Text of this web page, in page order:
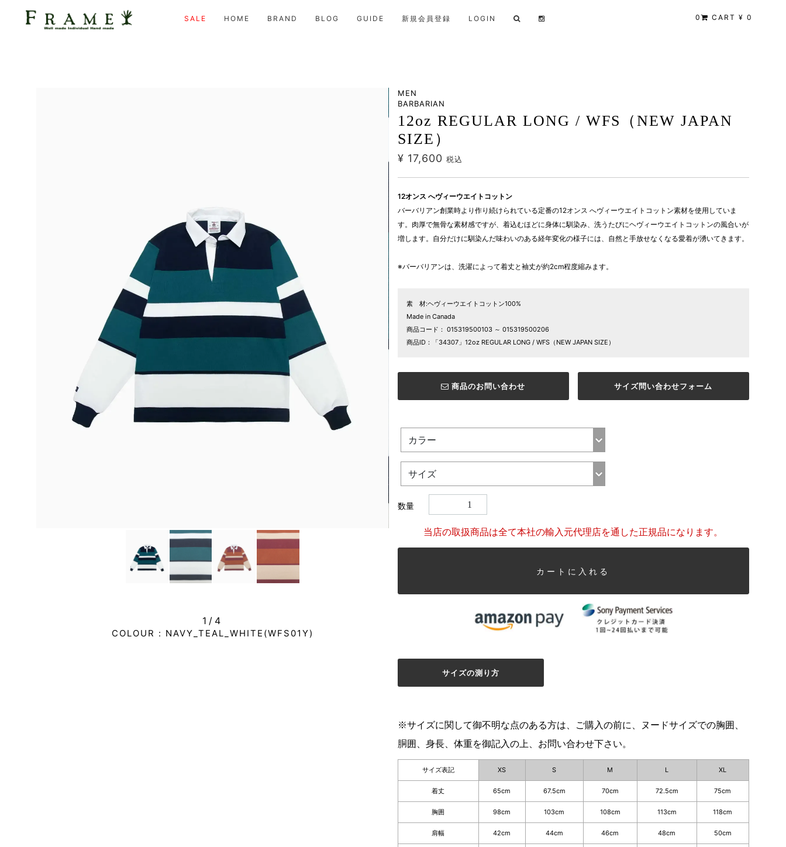
SALE HOME BRAND BLOG GUIDE 新規会員登録 LOGIN 0 CART ¥ 0
1/ 4
COLOUR : NAVY_TEAL_WHITE(WFS01Y)
MEN
BARBARIAN
12oz REGULAR LONG / WFS（NEW JAPAN
SIZE）
¥ 17,600 税込
12オンス へヴィーウエイトコットン
バーバリアン創業時より作り続けられている定番の12オンス へヴィーウエイトコットン素材を使用していま
す。肉厚で無骨な素材感ですが、着込むほどに身体に馴染み、洗うたびにヘヴィーウエイトコットンの風合いが
増します。自分だけに馴染んだ味わいのある経年変化の様子には、自然と手放せなくなる愛着が湧いてきます。
※バーバリアンは、洗濯によって着丈と袖丈が約2cm程度縮みます。
素 材:ヘヴィーウエイトコットン100%
Made in Canada
商品コード： 015319500103 ～ 015319500206
商品ID：「34307」12oz REGULAR LONG / WFS（NEW JAPAN SIZE）
商品のお問い合わせ サイズ問い合わせフォーム
数量
当店の取扱商品は全て本社の輸入元代理店を通した正規品になります。
カートに入れる
サイズの測り方
※サイズに関して御不明な点のある方は、ご購入の前に、ヌードサイズでの胸囲、
胴囲、身長、体重を御記入の上、お問い合わせ下さい。
サイズ表記 XS S M L XL
着丈 65cm 67.5cm 70cm 72.5cm 75cm
胸囲 98cm 103cm 108cm 113cm 118cm
肩幅 42cm 44cm 46cm 48cm 50cm